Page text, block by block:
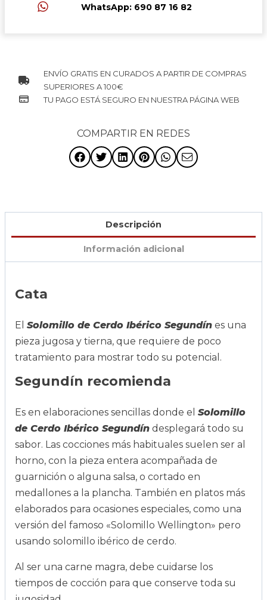
WhatsApp: 690 87 16 82
ENVÍO GRATIS EN CURADOS A PARTIR DE COMPRAS
SUPERIORES A 100€
TU PAGO ESTÁ SEGURO EN NUESTRA PÁGINA WEB
COMPARTIR EN REDES
Descripción
Información adicional
Cata
El Solomillo de Cerdo Ibérico Segundín es una
pieza jugosa y tierna, que requiere de poco
tratamiento para mostrar todo su potencial.
Segundín recomienda
Es en elaboraciones sencillas donde el Solomillo
de Cerdo Ibérico Segundín desplegará todo su
sabor. Las cocciones más habituales suelen ser al
horno, con la pieza entera acompañada de
guarnición o alguna salsa, o cortado en
medallones a la plancha. También en platos más
elaborados para ocasiones especiales, como una
versión del famoso «Solomillo Wellington» pero
usando solomillo ibérico de cerdo.
Al ser una carne magra, debe cuidarse los
tiempos de cocción para que conserve toda su